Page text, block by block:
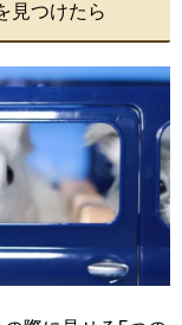
見つけたら